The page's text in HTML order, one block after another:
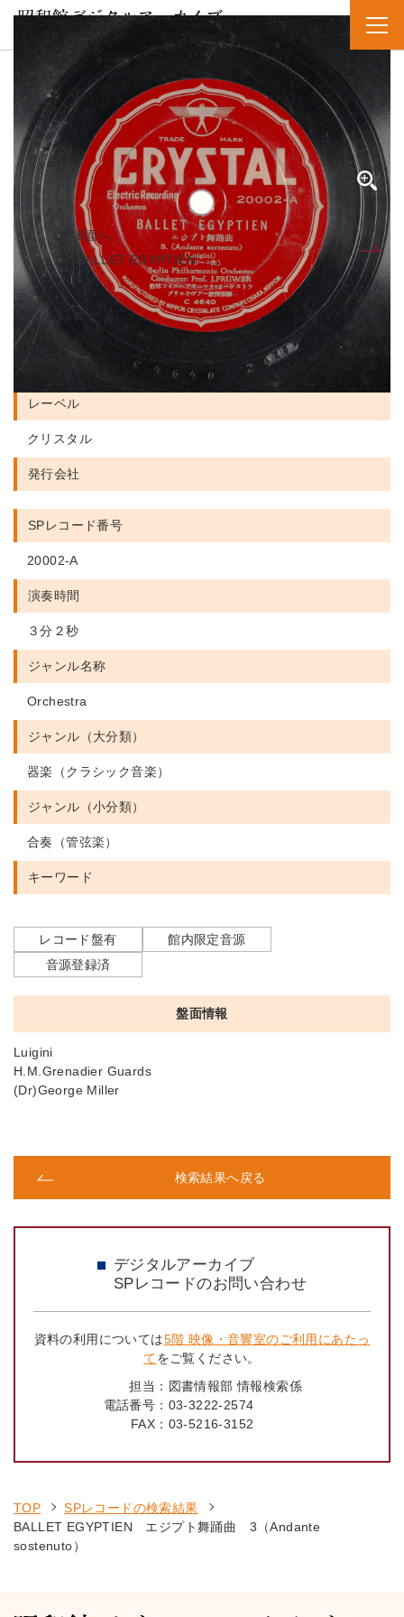
SPレコード
BALLET EGYPTIEN エジプトブヨウキョク 3（Andante
sostenuto）
資料番号：SPH11MK018922A
BALLET EGYPTIEN エジプト舞踊曲 3（Andante
sostenuto）
盤面情報
Luigini
H.M.Grenadier Guards
(Dr)George Miller
A面
B面へ
BALLET EGYPTIEN ...
人名・団体名
H.M. Grenadier Guards 演奏者
Alexandre Luigini 作曲者
レーベル
クリスタル
発行会社
SPレコード番号
20002-A
演奏時間
３分２秒
ジャンル名称
Orchestra
ジャンル（大分類）
器楽（クラシック音楽）
ジャンル（小分類）
合奏（管弦楽）
キーワード
レコード盤有
館内限定音源
音源登録済
検索結果へ戻る
デジタルアーカイブ
SPレコードのお問い合わせ
資料の利用については5階 映像・音響室のご利用にあたっ
てをご覧ください。
担当： 図書情報部 情報検索係
電話番号： 03-3222-2574
FAX： 03-5216-3152
TOP
SPレコードの検索結果
BALLET EGYPTIEN エジプト舞踊曲 3（Andante
sostenuto）